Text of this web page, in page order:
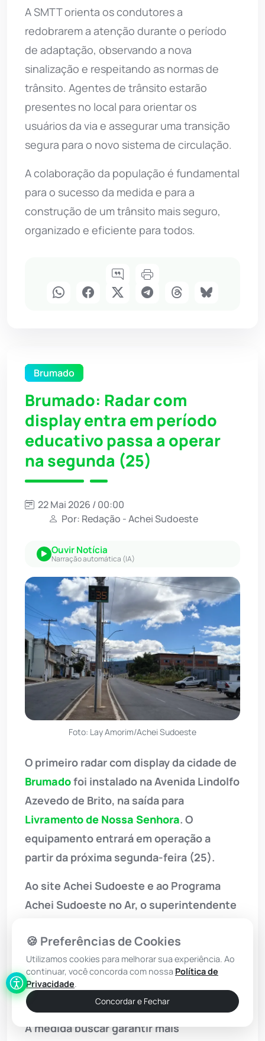
A SMTT orienta os condutores a
redobrarem a atenção durante o período
de adaptação, observando a nova
sinalização e respeitando as normas de
trânsito. Agentes de trânsito estarão
presentes no local para orientar os
usuários da via e assegurar uma transição
segura para o novo sistema de circulação.
A colaboração da população é fundamental
para o sucesso da medida e para a
construção de um trânsito mais seguro,
organizado e eficiente para todos.
Brumado
Brumado: Radar com
display entra em período
educativo passa a operar
na segunda (25)
22 Mai 2026 / 00:00
Por: Redação - Achei Sudoeste
Ouvir Notícia
Narração automática (IA)
Foto: Lay Amorim/Achei Sudoeste
O primeiro radar com display da cidade de
Brumadofoi instalado na Avenida Lindolfo
Azevedo de Brito, na saída para
Livramento de Nossa Senhora. O
equipamento entrará em operação a
partir da próxima segunda-feira (25).
Ao site Achei Sudoeste e ao Programa
Achei Sudoeste no Ar, o superintendente
funcionando, por enquanto, em caráter
educativo. “Ele vai começar a gerar
autuações a partir de segunda-feira (25)”,
afirmou.
A medida buscar garantir mais
🍪 Preferências de Cookies
Utilizamos cookies para melhorar sua experiência. Ao
continuar, você concorda com nossa Política de
Privacidade.
Concordar e Fechar